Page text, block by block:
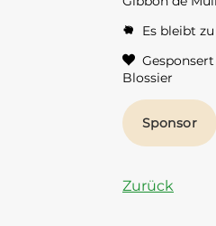
Es bleibt
Blossier
Zurück